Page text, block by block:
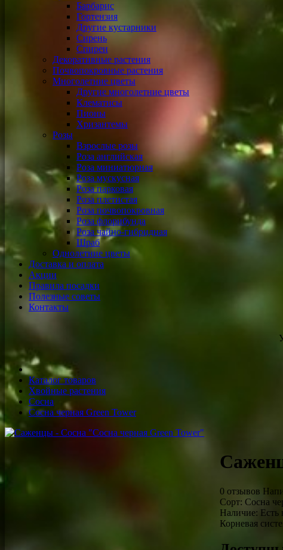
Барбарис
Гортензия
Другие кустарники
Сирень
Спиреи
Декоративные растения
Почвопокровные растения
Многолетние цветы
Другие многолетние цветы
Клематисы
Пионы
Хризантемы
Розы
Взрослые розы
Роза английская
Роза миниатюрная
Роза мускусная
Роза парковая
Роза плетистая
Роза почвопокровная
Роза флорибунда
Роза чайно-гибридная
Шраб
Однолетние цветы
Доставка и оплата
Акции
Правила посадки
Полезные советы
Контакты
Каталог товаров
Хвойные растения
Сосна
Сосна черная Green Tower
0 отзывов
Сорт: Сосна
Наличие: Есть
Корневая